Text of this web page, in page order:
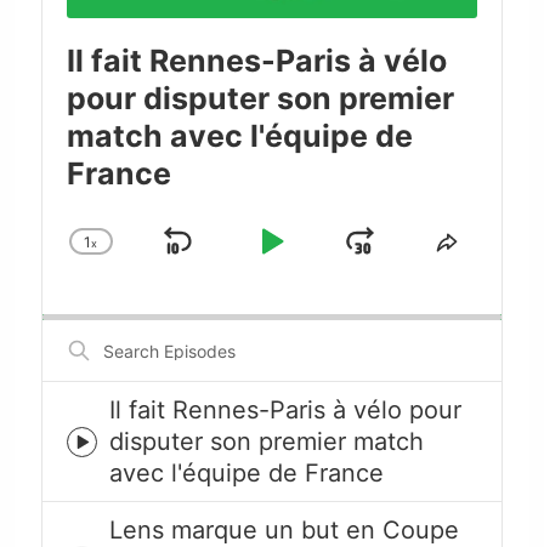
Il fait Rennes-Paris à vélo
pour disputer son premier
match avec l'équipe de
France
Change
1x
Skip
Play
JumpShare
Search
Episodes
Episode
play
icon
Il fait Rennes-Paris à vélo pour
disputer son premier match
avec l'équipe de France
Lens marque un but en Coupe